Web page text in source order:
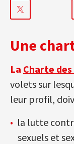
Twitter
Une
La Charte
volets sur
leur profil,
la lutte
sexuels et